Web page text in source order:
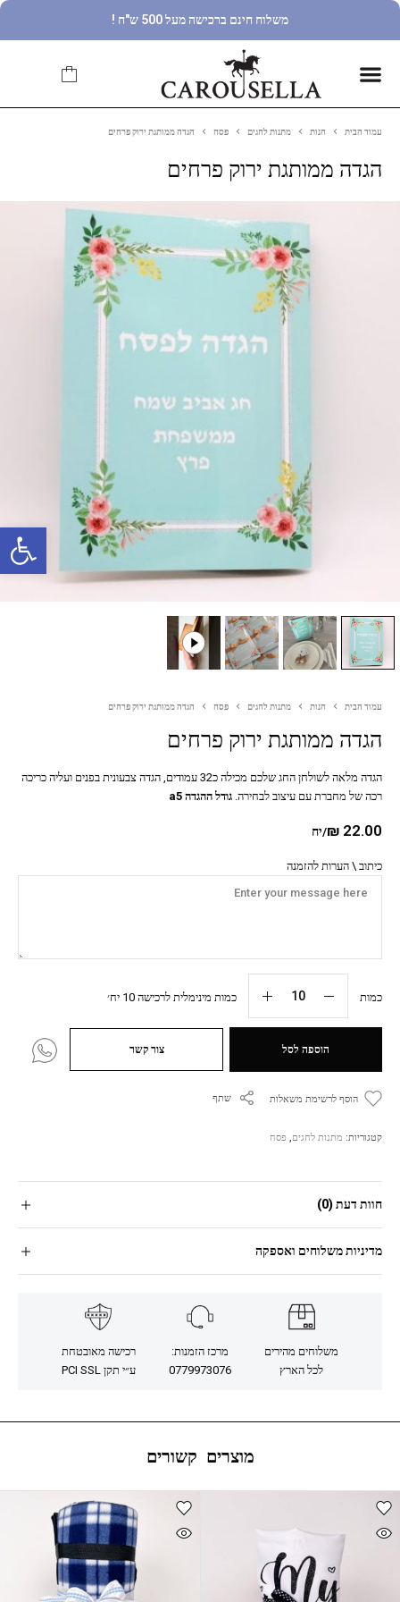
פתח סרגל נגישות
משלוח חינם ברכישה מעל 500 ש"ח !
עמוד הבית חנות מתנות לחגים פסח הגדה ממותגת ירוק פרחים
הגדה ממותגת ירוק פרחים
עמוד הבית חנות מתנות לחגים פסח הגדה ממותגת ירוק פרחים
הגדה ממותגת ירוק פרחים
₪ 22.00 /יח
כיתוב \ הערות להזמנה
כמות כמות מינימלית לרכישה 10 יח׳
הוספה לסל צור קשר
הוסף לרשימת משאלות שתף
קטגוריות: מתנות לחגים, פסח
הגדה מלאה לשולחן החג שלכם מכילה כ32 עמודים, הגדה צבעונית בפנים ועליה כריכה
רכה של מחברת עם עיצוב לבחירה. גודל ההגדה a5
חוות דעת (0)
מדיניות משלוחים ואספקה
משלוחים מהירים
לכל הארץ
מרכז הזמנות:
0779973076
רכישה מאובטחת
ע״י תקן PCI SSL
מוצרים קשורים